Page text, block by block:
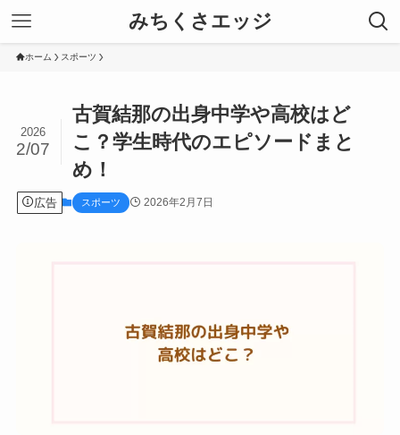
みちくさエッジ
ホーム スポーツ
古賀結那の出身中学や高校はど
こ？学生時代のエピソードまと
め！
2026
2/07
広告 スポーツ 2026年2月7日